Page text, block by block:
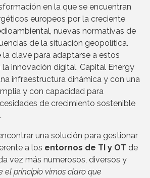
en la que se encuentran
europeos por la creciente
nuevas normativas de
de la situación geopolítica.
la clave para adaptarse a estos
innovación digital, Capital Energy
infraestructura dinámica y con una
y con capacidad para
de crecimiento sostenible
una solución para gestionar
a los entornos de TI y OT de
vez más numerosos, diversos y
el principio vimos claro que